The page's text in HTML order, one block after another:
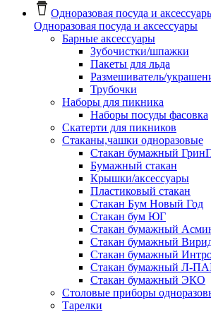
Одноразовая посуда и
Одноразовая посуда и аксессуары
Барные аксессуары
Зубочистки/шпажки
Пакеты для льда
Размешиватель/
Трубочки
Наборы для пикника
Наборы посуды фасовка
Скатерти для пикников
Стаканы,чашки одноразовые
Cтакан бумажный
Бумажный стакан
Крышки/аксессуары
Пластиковый стакан
Стакан Бум Новый Год
Стакан бум ЮГ
Стакан бумажный
Стакан бумажный
Стакан бумажный
Стакан бумажный Л-
Стакан бумажный ЭКО
Столовые приборы
Тарелки